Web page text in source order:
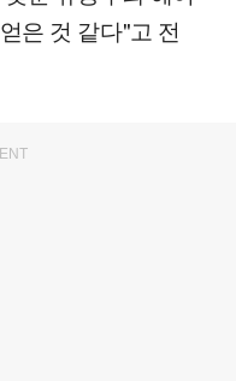
은 것 같다"고 전